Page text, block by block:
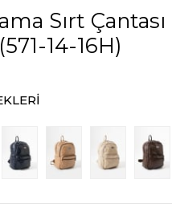
Sırt
14-16H)